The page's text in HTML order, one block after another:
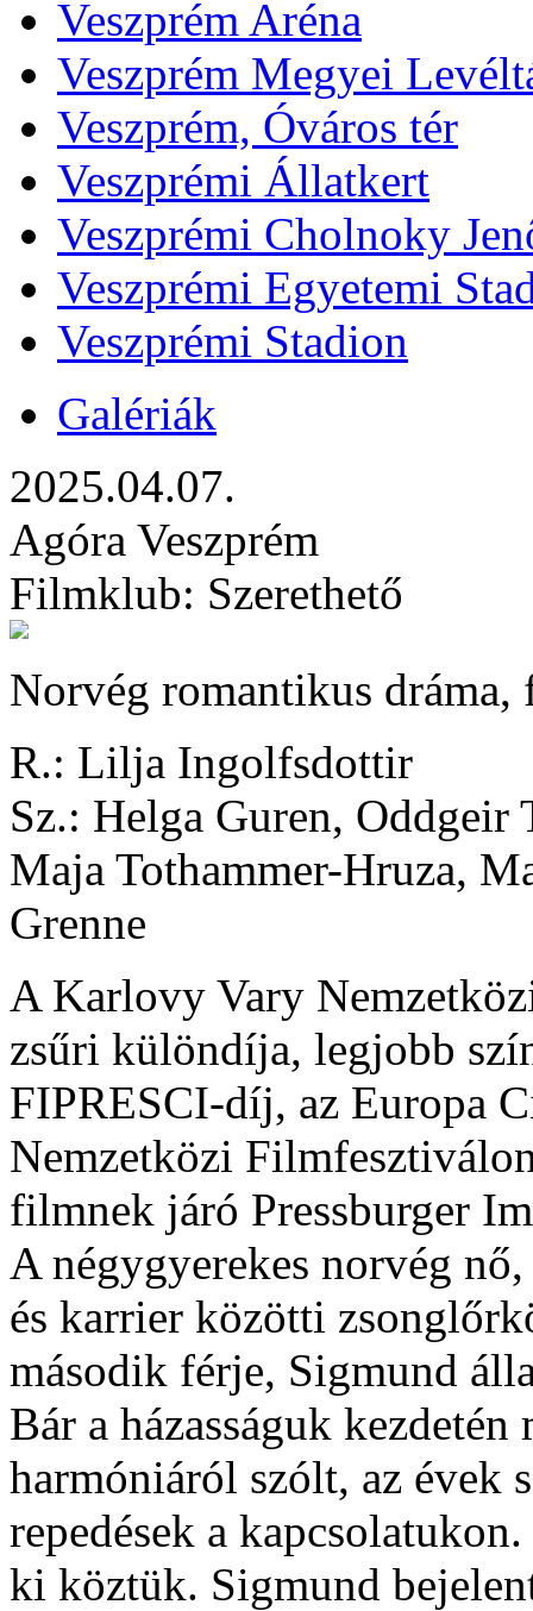
Veszprém Aréna
Veszprém Megyei
Veszprém, Óváros tér
Veszprémi Állatkert
Veszprémi Cholnoky
Veszprémi Egyetemi
Veszprémi Stadion
Galériák
2025.04.07.
Agóra Veszprém
Filmklub: Szerethető
Norvég romantikus
R.: Lilja Ingolfsdottir
Sz.: Helga Guren, Oddgeir
Maja Tothammer-Hruza,
Grenne
A Karlovy Vary
zsűri különdíja, legjobb
FIPRESCI-díj, az Europa
Nemzetközi
filmnek járó Pressburger
A négygyerekes norvég
és karrier közötti
második férje, Sigmund
Bár a házasságuk
harmóniáról szólt, az évek
repedések a
ki köztük. Sigmund